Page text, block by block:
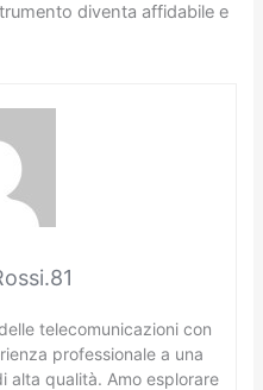
diventa affidabile e
telecomunicazioni con
professionale a una
alta qualità. Amo esplorare